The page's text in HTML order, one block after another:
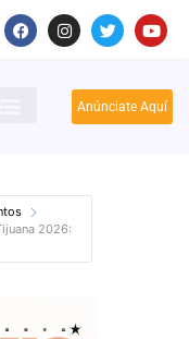
Anúnciate Aquí
2026: